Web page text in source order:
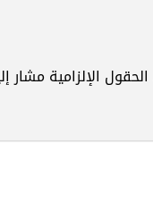
الحقول الإلزامية مشار